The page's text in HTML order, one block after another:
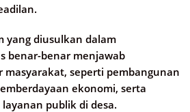
yang diusulkan dalam
benar-benar menjawab
seperti pembangunan
ekonomi, serta
publik di desa.